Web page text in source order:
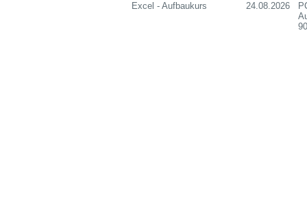
Excel - Aufbaukurs
24.08.2026